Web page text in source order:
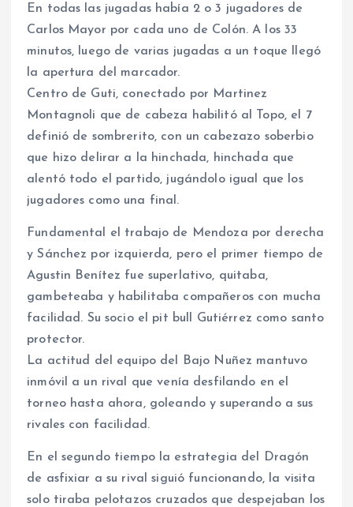
En todas las jugadas había 2 o 3 jugadores de
Carlos Mayor por cada uno de Colón. A los 33
minutos, luego de varias jugadas a un toque llegó
la apertura del marcador.
Centro de Guti, conectado por Martinez
Montagnoli que de cabeza habilitó al Topo, el 7
definió de sombrerito, con un cabezazo soberbio
que hizo delirar a la hinchada, hinchada que
alentó todo el partido, jugándolo igual que los
jugadores como una final.
Fundamental el trabajo de Mendoza por derecha
y Sánchez por izquierda, pero el primer tiempo de
Agustin Benítez fue superlativo, quitaba,
gambeteaba y habilitaba compañeros con mucha
facilidad. Su socio el pit bull Gutiérrez como santo
protector.
La actitud del equipo del Bajo Nuñez mantuvo
inmóvil a un rival que venía desfilando en el
torneo hasta ahora, goleando y superando a sus
rivales con facilidad.
En el segundo tiempo la estrategia del Dragón
de asfixiar a su rival siguió funcionando, la visita
solo tiraba pelotazos cruzados que despejaban los